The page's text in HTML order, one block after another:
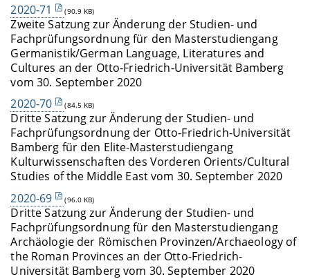
2020-71
(90.9 KB)
Zweite Satzung zur Änderung der Studien- und
Fachprüfungsordnung für den Masterstudiengang
Germanistik/German Language, Literatures and
Cultures an der Otto-Friedrich-Universität Bamberg
vom 30. September 2020
2020-70
(84.5 KB)
Dritte Satzung zur Änderung der Studien- und
Fachprüfungsordnung der Otto-Friedrich-Universität
Bamberg für den Elite-Masterstudiengang
Kulturwissenschaften des Vorderen Orients/Cultural
Studies of the Middle East vom 30. September 2020
2020-69
(96.0 KB)
Dritte Satzung zur Änderung der Studien- und
Fachprüfungsordnung für den Masterstudiengang
Archäologie der Römischen Provinzen/Archaeology of
the Roman Provinces an der Otto-Friedrich-
Universität Bamberg vom 30. September 2020